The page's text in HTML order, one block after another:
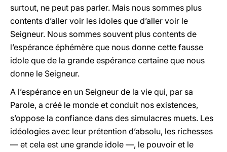
surtout, ne peut pas parler. Mais nous sommes plus
contents d’aller voir les idoles que d’aller voir le
Seigneur. Nous sommes souvent plus contents de
l’espérance éphémère que nous donne cette fausse
idole que de la grande espérance certaine que nous
donne le Seigneur.
A l’espérance en un Seigneur de la vie qui, par sa
Parole, a créé le monde et conduit nos existences,
s’oppose la confiance dans des simulacres muets. Les
idéologies avec leur prétention d’absolu, les richesses
— et cela est une grande idole —, le pouvoir et le